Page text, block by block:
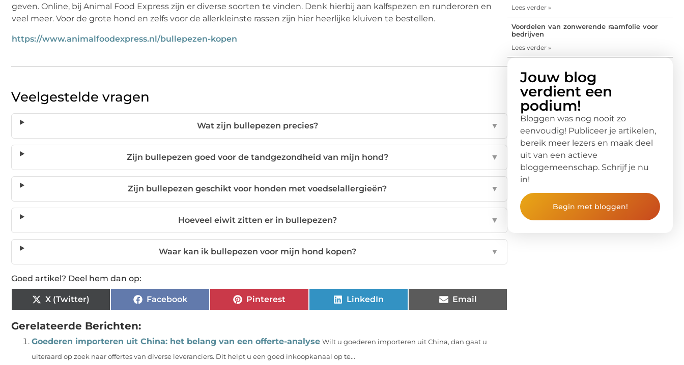
geven. Online, bij Animal Food Express zijn er diverse soorten te vinden. Denk hierbij aan kalfspezen en runderoren en
veel meer. Voor de grote hond en zelfs voor de allerkleinste rassen zijn hier heerlijke kluiven te bestellen.
https://www.animalfoodexpress.nl/bullepezen-kopen
Veelgestelde vragen
Wat zijn bullepezen precies? ▼
Zijn bullepezen goed voor de tandgezondheid van mijn hond? ▼
Zijn bullepezen geschikt voor honden met voedselallergieën? ▼
Hoeveel eiwit zitten er in bullepezen? ▼
Waar kan ik bullepezen voor mijn hond kopen? ▼
Goed artikel? Deel hem dan op:
X (Twitter) Facebook Pinterest LinkedIn Email
Gerelateerde Berichten:
Goederen importeren uit China: het belang van een offerte-analyse Wilt u goederen importeren uit China, dan gaat u
uiteraard op zoek naar offertes van diverse leveranciers. Dit helpt u een goed inkoopkanaal op te...
Lees verder »
Voordelen van zonwerende raamfolie voor
bedrijven
Lees verder »
Jouw blog
verdient een
podium!
Bloggen was nog nooit zo
eenvoudig! Publiceer je artikelen,
bereik meer lezers en maak deel
uit van een actieve
bloggemeenschap. Schrijf je nu
in!
Begin met bloggen!